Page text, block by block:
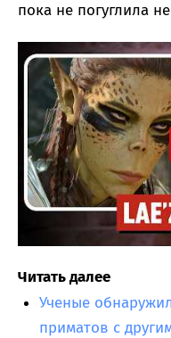
пока не погуглила
Читать далее
Ученые
приматов с